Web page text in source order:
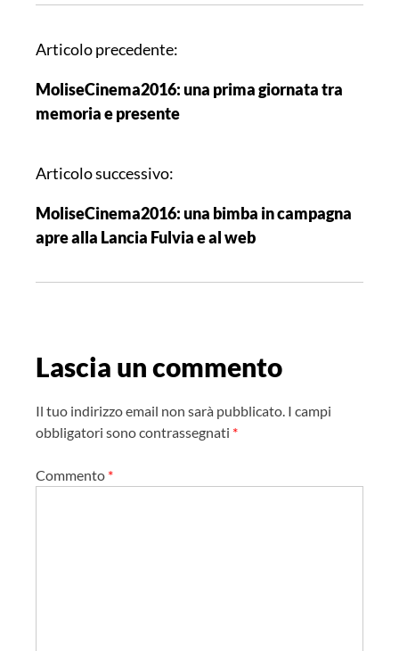
N
v
i
a
i
o
e
t
c
o
o
Articolo precedente:
MoliseCinema2016: una prima giornata tra
memoria e presente
Articolo successivo:
MoliseCinema2016: una bimba in campagna
apre alla Lancia Fulvia e al web
Lascia un commento
Il tuo indirizzo email non sarà pubblicato. I campi
obbligatori sono contrassegnati *
Commento *